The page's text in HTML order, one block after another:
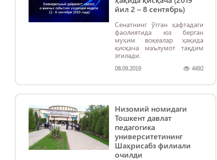
йил 2 – 8 сентябрь)
Сенатнинг ўтган ҳафтадаги
фаолиятида юз берган
муҳим воқеалар ҳақида
қисқача маълумот тақдим
этилади.
08.09.2019 4492
Низомий номидаги
Тошкент давлат
педагогика
университетининг
Шаҳрисабз филиали
очилди